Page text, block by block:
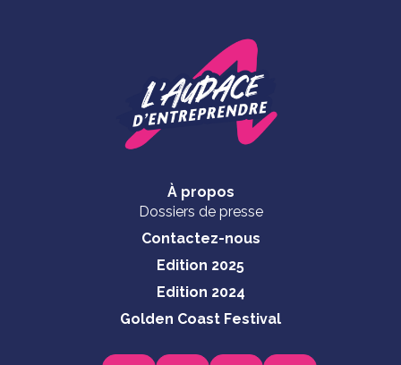
À propos
Dossiers de presse
Contactez-nous
Edition 2025
Edition 2024
Golden Coast Festival